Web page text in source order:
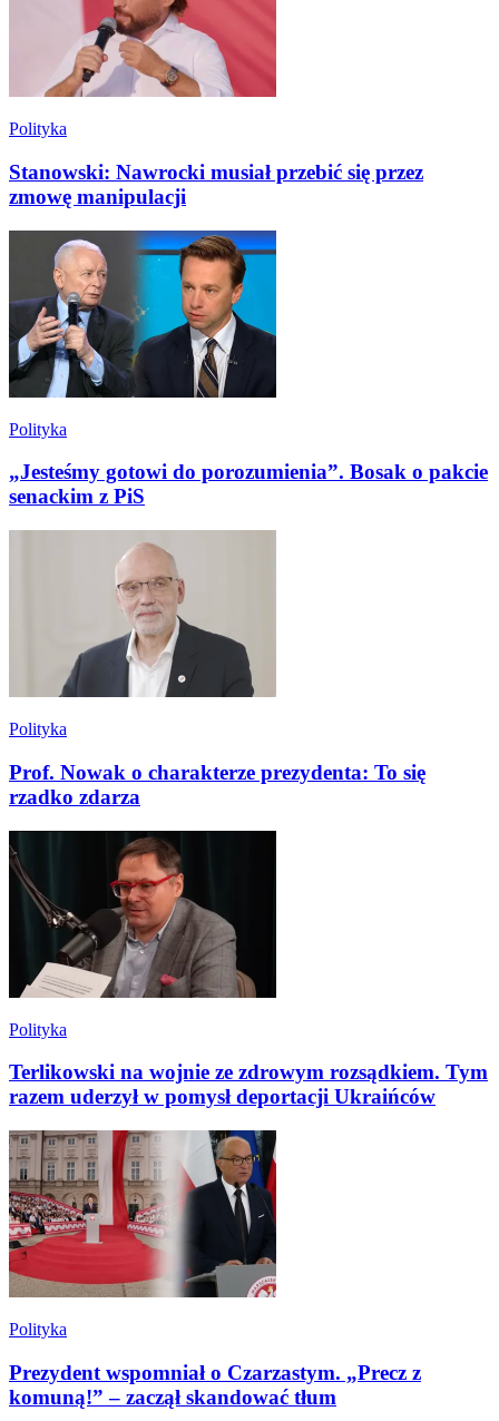
Polityka
Stanowski: Nawrocki musiał przebić się przez
zmowę manipulacji
Polityka
„Jesteśmy gotowi do porozumienia”. Bosak o pakcie
senackim z PiS
Polityka
Prof. Nowak o charakterze prezydenta: To się
rzadko zdarza
Polityka
Terlikowski na wojnie ze zdrowym rozsądkiem. Tym
razem uderzył w pomysł deportacji Ukraińców
Polityka
Prezydent wspomniał o Czarzastym. „Precz z
komuną!” – zaczął skandować tłum